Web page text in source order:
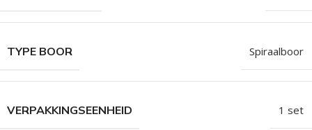
TYPE BOOR Spiraalboor
VERPAKKINGSEENHEID 1 set